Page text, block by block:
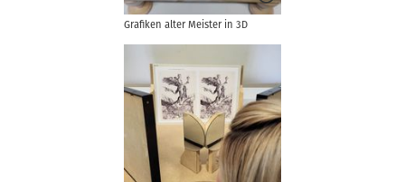
Grafiken alter Meister in 3D